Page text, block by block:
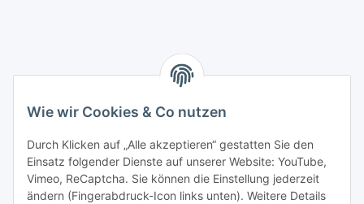
Wie wir Cookies & Co nutzen
Durch Klicken auf „Alle akzeptieren“ gestatten Sie den
Einsatz folgender Dienste auf unserer Website: YouTube,
Vimeo, ReCaptcha. Sie können die Einstellung jederzeit
ändern (Fingerabdruck-Icon links unten). Weitere Details
Kunden Info